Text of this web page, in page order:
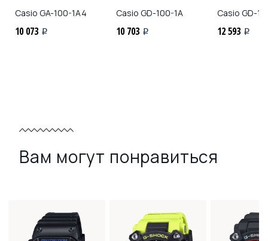
Casio GA-100-1A4
10 073 i
Casio GD-100-1A
10 703 i
Casio GD-
12 593 i
Вам могут понравиться